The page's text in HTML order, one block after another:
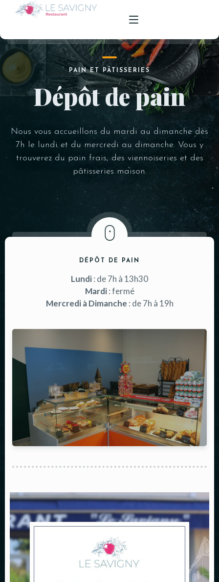
ACCUEIL
NOTRE RESTAURANT
TRAITEUR
DÉPÔT DE PAIN
PAIN ET PÂTISSERIES
Dépôt de pain
Nous vous accueillons du mardi au dimanche dès
7h le lundi et du mercredi au dimanche. Vous y
trouverez du pain frais, des viennoiseries et des
pâtisseries maison.
DÉPÔT DE PAIN
Lundi: de 7h à 13h30
Mardi: fermé
Mercredi à Dimanche : de 7h à 19h